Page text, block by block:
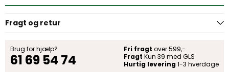
Fragt og retur
Brug for hjælp?
61 69 54 74
Fri fragt over 599,-
Fragt Kun 39 med GLS
Hurtig levering 1-3 hverdage